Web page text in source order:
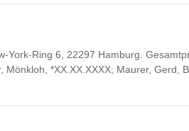
York-Ring 6, 22297 Hamburg.
*XX.XX.XXXX; Maurer, Gerd,